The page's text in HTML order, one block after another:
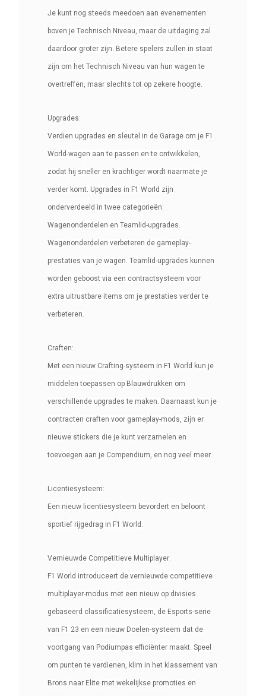
Je kunt nog steeds meedoen aan evenementen
boven je Technisch Niveau, maar de uitdaging zal
daardoor groter zijn. Betere spelers zullen in staat
zijn om het Technisch Niveau van hun wagen te
overtreffen, maar slechts tot op zekere hoogte.
Upgrades:
Verdien upgrades en sleutel in de Garage om je F1
World-wagen aan te passen en te ontwikkelen,
zodat hij sneller en krachtiger wordt naarmate je
verder komt. Upgrades in F1 World zijn
onderverdeeld in twee categorieën:
Wagenonderdelen en Teamlid-upgrades.
Wagenonderdelen verbeteren de gameplay-
prestaties van je wagen. Teamlid-upgrades kunnen
worden geboost via een contractsysteem voor
extra uitrustbare items om je prestaties verder te
verbeteren.
Craften:
Met een nieuw Crafting-systeem in F1 World kun je
middelen toepassen op Blauwdrukken om
verschillende upgrades te maken. Daarnaast kun je
contracten craften voor gameplay-mods, zijn er
nieuwe stickers die je kunt verzamelen en
toevoegen aan je Compendium, en nog veel meer.
Licentiesysteem:
Een nieuw licentiesysteem bevordert en beloont
sportief rijgedrag in F1 World.
Vernieuwde Competitieve Multiplayer:
F1 World introduceert de vernieuwde competitieve
multiplayer-modus met een nieuw op divisies
gebaseerd classificatiesysteem, de Esports-serie
van F1 23 en een nieuw Doelen-systeem dat de
voortgang van Podiumpas efficiënter maakt. Speel
om punten te verdienen, klim in het klassement van
Brons naar Elite met wekelijkse promoties en